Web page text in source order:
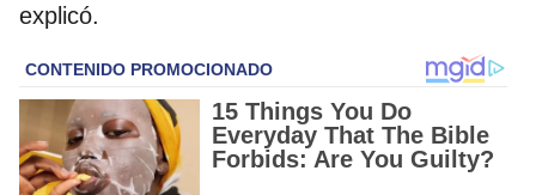
explicó.